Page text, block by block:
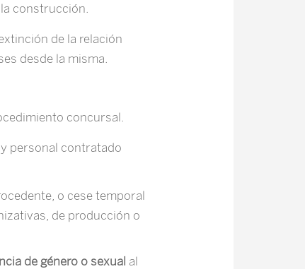
construcción.
de la relación
desde la misma.
concursal.
personal contratado
o cese temporal
de producción o
de género o sexual al